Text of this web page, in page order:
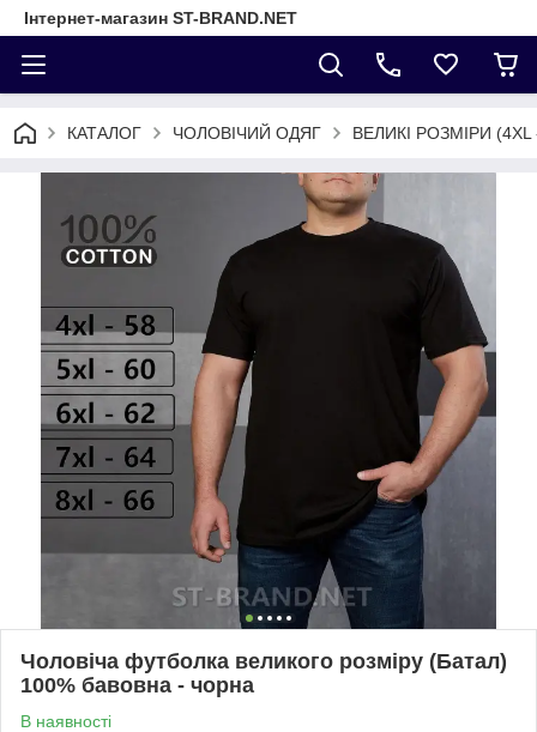
Інтернет-магазин ST-BRAND.NET
КАТАЛОГ ЧОЛОВІЧИЙ ОДЯГ ВЕЛИКІ РОЗМІРИ (4XL
Чоловіча футболка великого розміру (Батал)
100% бавовна - чорна
В наявності